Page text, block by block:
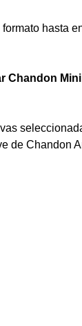
hasta
Chandon
de Chandon